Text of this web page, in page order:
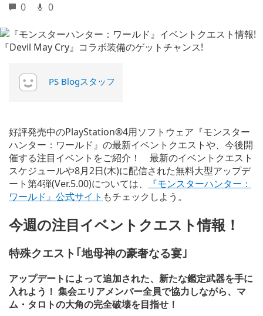
0 0
PS Blogスタッフ
好評発売中のPlayStation®4用ソフトウェア『モンスター
ハンター：ワールド』の最新イベントクエストや、今後開
催する注目イベントをご紹介！ 最新のイベントクエスト
スケジュールや8月2日(木)に配信された無料大型アップデ
ート第4弾(Ver.5.00)については、
『モンスターハンター：
ワールド』公式サイト もチェックしよう。
今週の注目イベントクエスト情報！
特殊クエスト｢地母神の豪奢なる宴｣
アップデートによって追加された、新たな鑑定武器を手に
入れよう！ 集会エリアメンバー全員で協力しながら、マ
ム・タロトの大角の完全破壊を目指せ！